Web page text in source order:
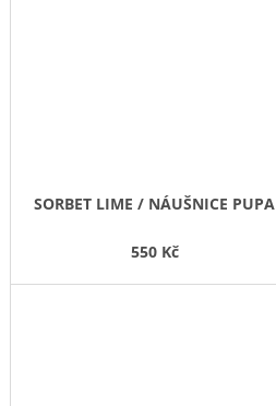
SORBET LIME / NÁUŠNICE PUPA
550 Kč